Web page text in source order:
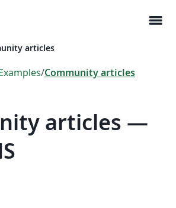
menu
articles
/Community articles
articles —